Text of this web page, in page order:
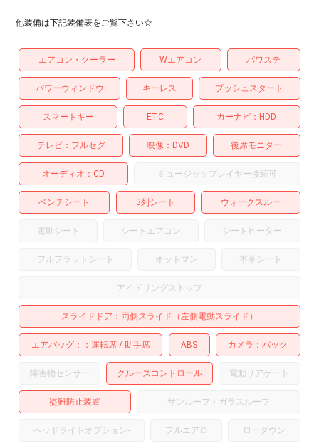
他装備は下記装備表をご覧下さい☆
エアコン・クーラー Wエアコン パワステ
パワーウィンドウ キーレス プッシュスタート
スマートキー ETC カーナビ HDD
テレビ フルセグ 映像 DVD 後席モニター
オーディオ CD ミュージックプレイヤー接続可
ベンチシート 3列シート ウォークスルー
電動シート シートエアコン シートヒーター
フルフラットシート オットマン 本革シート
アイドリングストップ
スライドドア 両側スライド（左側電動スライド）
エアバッグ： 運転席 助手席 ABS カメラ バック
障害物センサー クルーズコントロール 電動リアゲート
盗難防止装置 サンルーフ・ガラスルーフ
ヘッドライトオプション- フルエアロ ローダウン